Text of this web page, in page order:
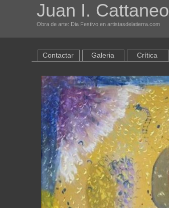
Juan I. Cattaneo
Obra de arte: Dia Festivo en artistasdelatierra.com
Contactar Galeria Crítica